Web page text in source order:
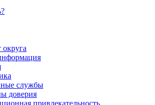
службы
доверия